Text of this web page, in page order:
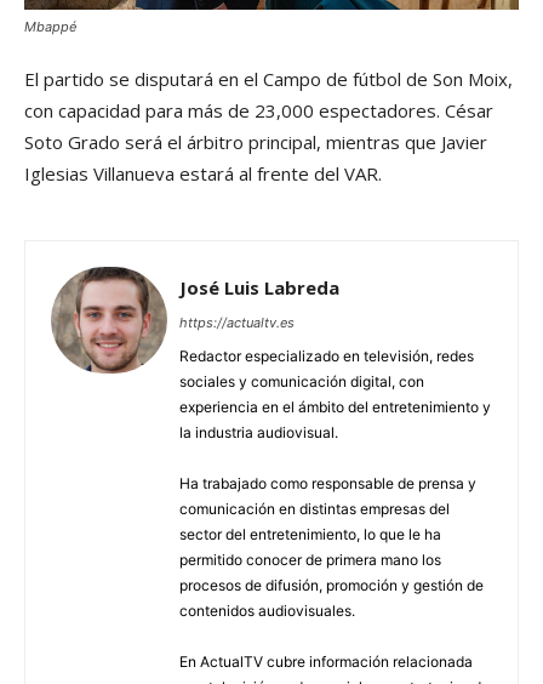
Mbappé
El partido se disputará en el Campo de fútbol de Son Moix,
con capacidad para más de 23,000 espectadores. César
Soto Grado será el árbitro principal, mientras que Javier
Iglesias Villanueva estará al frente del VAR.
José Luis Labreda
https://actualtv.es
Redactor especializado en televisión, redes
sociales y comunicación digital, con
experiencia en el ámbito del entretenimiento y
la industria audiovisual.
Ha trabajado como responsable de prensa y
comunicación en distintas empresas del
sector del entretenimiento, lo que le ha
permitido conocer de primera mano los
procesos de difusión, promoción y gestión de
contenidos audiovisuales.
En ActualTV cubre información relacionada